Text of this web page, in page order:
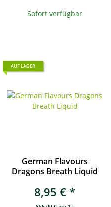
Sofort verfügbar
AUF LAGER
German Flavours
Dragons Breath Liquid
8,95 € *